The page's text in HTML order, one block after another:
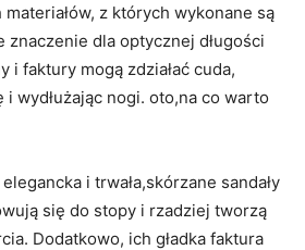
z których wykonane są
znaczenie dla optycznej długości
i faktury mogą zdziałać cuda,
wydłużając nogi. oto,na co warto
elegancka i trwała,skórzane sandały
się do stopy i rzadziej tworzą
Dodatkowo, ich gładka faktura